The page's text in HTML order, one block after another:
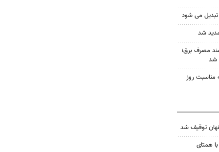
می شود
شد
مصرف برق؛
مناسبت روز
همتای